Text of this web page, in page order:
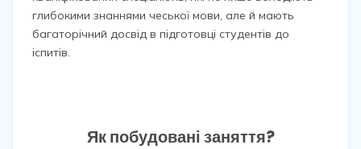
глибокими знаннями чеської мови, але й мають
багаторічний досвід в підготовці студентів до
іспитів.
Як побудовані заняття?